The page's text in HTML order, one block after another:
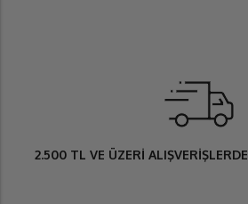
2.500 TL VE ÜZERİ ALIŞVERİŞLERDE